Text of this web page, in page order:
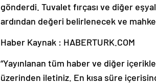
gönderdi. Tuvalet fırçası ve diğer
ardından değeri belirlenecek ve
Haber Kaynak : HABERTURK.COM
“Yayınlanan tüm haber ve diğer
üzerinden iletiniz. En kısa süre